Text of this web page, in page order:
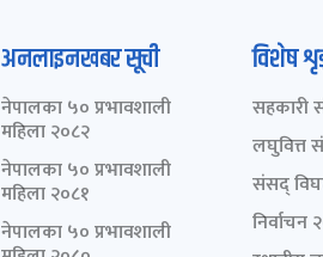
अनलाइनखबर सूची
नेपालका ५० प्रभावशाली
महिला २०८२
नेपालका ५० प्रभावशाली
महिला २०८१
नेपालका ५० प्रभावशाली
विशेष
सहकारी
लघुवित्त
संसद्
निर्वाचन